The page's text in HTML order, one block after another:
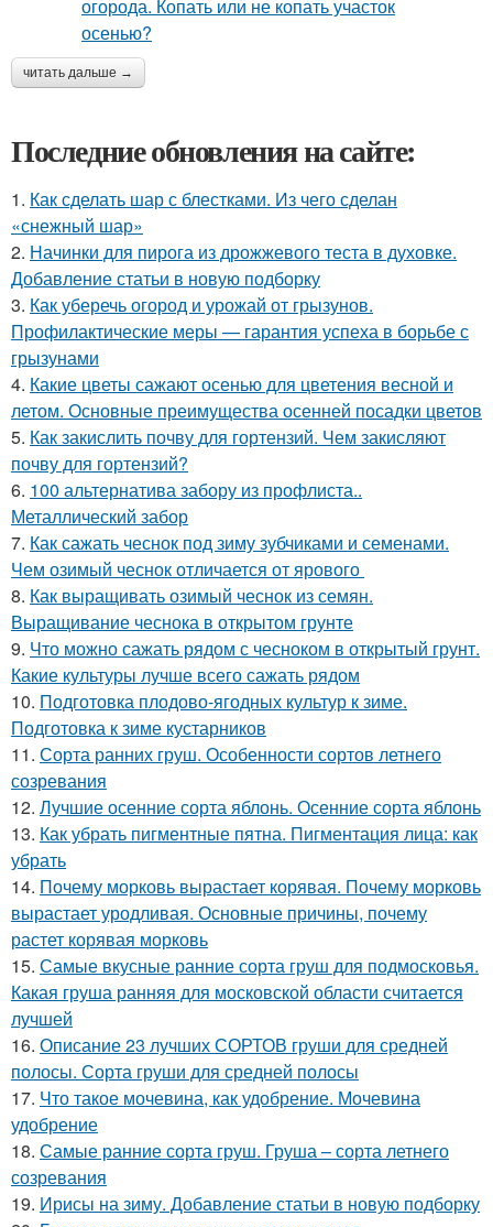
читать дальше →
Последние обновления на сайте:
1. Как сделать шар с блестками. Из чего сделан
«снежный шар»
2. Начинки для пирога из дрожжевого теста в духовке.
Добавление статьи в новую подборку
3. Как уберечь огород и урожай от грызунов.
Профилактические меры — гарантия успеха в борьбе с
грызунами
4. Какие цветы сажают осенью для цветения весной и
летом. Основные преимущества осенней посадки цветов
5. Как закислить почву для гортензий. Чем закисляют
почву для гортензий?
6. 100 альтернатива забору из профлиста..
Металлический забор
7. Как сажать чеснок под зиму зубчиками и семенами.
Чем озимый чеснок отличается от ярового
8. Как выращивать озимый чеснок из семян.
Выращивание чеснока в открытом грунте
9. Что можно сажать рядом с чесноком в открытый грунт.
Какие культуры лучше всего сажать рядом
10. Подготовка плодово-ягодных культур к зиме.
Подготовка к зиме кустарников
11. Сорта ранних груш. Особенности сортов летнего
созревания
12. Лучшие осенние сорта яблонь. Осенние сорта яблонь
13. Как убрать пигментные пятна. Пигментация лица: как
убрать
14. Почему морковь вырастает корявая. Почему морковь
вырастает уродливая. Основные причины, почему
растет корявая морковь
15. Самые вкусные ранние сорта груш для подмосковья.
Какая груша ранняя для московской области считается
лучшей
16. Описание 23 лучших СОРТОВ груши для средней
полосы. Сорта груши для средней полосы
17. Что такое мочевина, как удобрение. Мочевина
удобрение
18. Самые ранние сорта груш. Груша – сорта летнего
созревания
19. Ирисы на зиму. Добавление статьи в новую подборку